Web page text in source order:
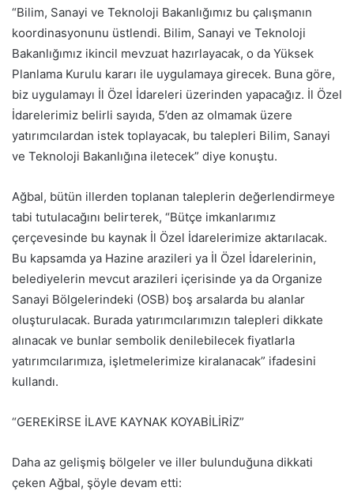
“Bilim, Sanayi ve Teknoloji Bakanlığımız bu çalışmanın
koordinasyonunu üstlendi. Bilim, Sanayi ve Teknoloji
Bakanlığımız ikincil mevzuat hazırlayacak, o da Yüksek
Planlama Kurulu kararı ile uygulamaya girecek. Buna göre,
biz uygulamayı İl Özel İdareleri üzerinden yapacağız. İl Özel
İdarelerimiz belirli sayıda, 5’den az olmamak üzere
yatırımcılardan istek toplayacak, bu talepleri Bilim, Sanayi
ve Teknoloji Bakanlığına iletecek” diye konuştu.
Ağbal, bütün illerden toplanan taleplerin değerlendirmeye
tabi tutulacağını belirterek, “Bütçe imkanlarımız
çerçevesinde bu kaynak İl Özel İdarelerimize aktarılacak.
Bu kapsamda ya Hazine arazileri ya İl Özel İdarelerinin,
belediyelerin mevcut arazileri içerisinde ya da Organize
Sanayi Bölgelerindeki (OSB) boş arsalarda bu alanlar
oluşturulacak. Burada yatırımcılarımızın talepleri dikkate
alınacak ve bunlar sembolik denilebilecek fiyatlarla
yatırımcılarımıza, işletmelerimize kiralanacak” ifadesini
kullandı.
“GEREKİRSE İLAVE KAYNAK KOYABİLİRİZ”
Daha az gelişmiş bölgeler ve iller bulunduğuna dikkati
çeken Ağbal, şöyle devam etti: